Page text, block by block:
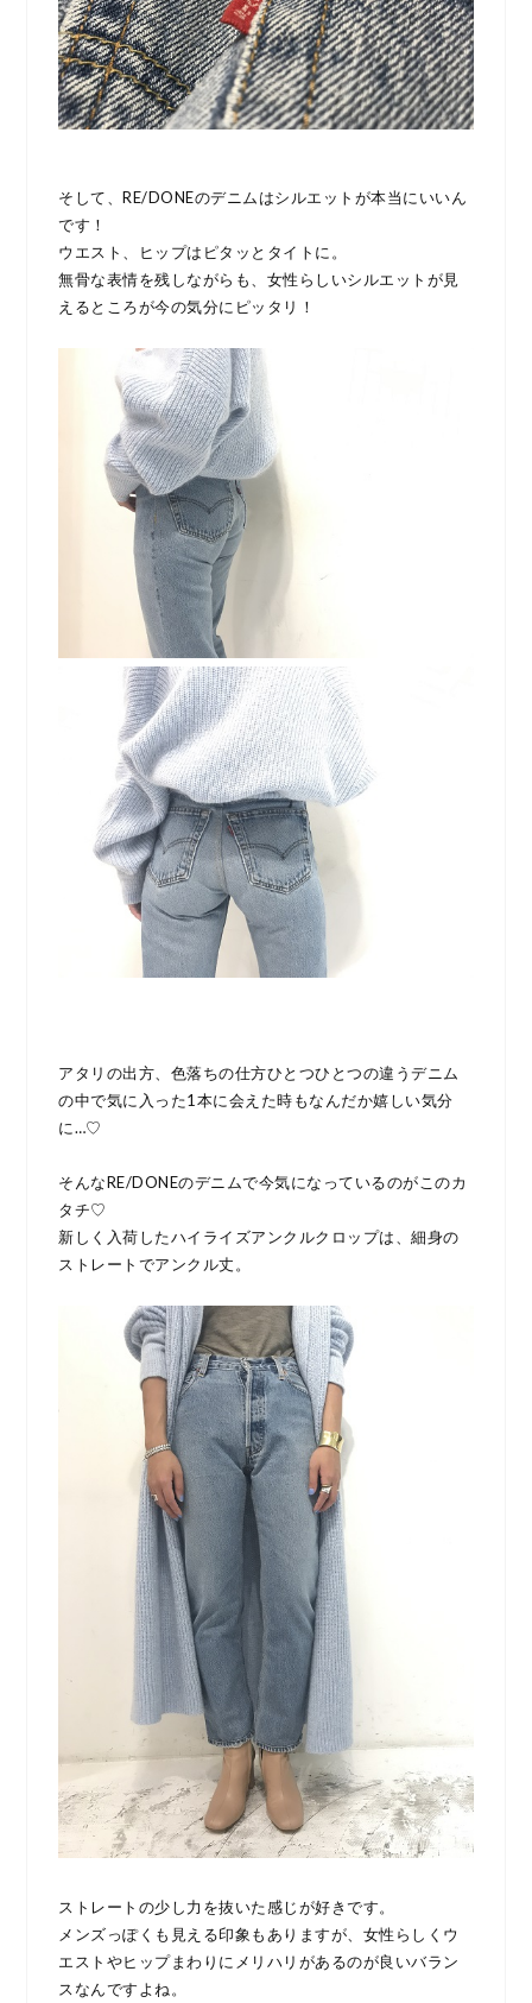
そして、RE/DONEのデニムはシルエットが本当にいいん
です！
ウエスト、ヒップはピタッとタイトに。
無骨な表情を残しながらも、女性らしいシルエットが見
えるところが今の気分にピッタリ！
アタリの出方、色落ちの仕方ひとつひとつの違うデニム
の中で気に入った1本に会えた時もなんだか嬉しい気分
に…♡
そんなRE/DONEのデニムで今気になっているのがこのカ
タチ♡
新しく入荷したハイライズアンクルクロップは、細身の
ストレートでアンクル丈。
ストレートの少し力を抜いた感じが好きです。
メンズっぽくも見える印象もありますが、女性らしくウ
エストやヒップまわりにメリハリがあるのが良いバラン
スなんですよね。